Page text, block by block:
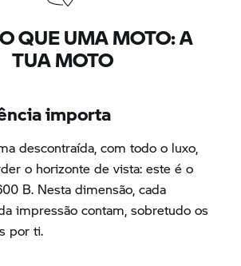
QUE UMA MOTO: A
TUA MOTO
importa
descontraída, com todo o luxo,
o horizonte de vista: este é o
B. Nesta dimensão, cada
impressão contam, sobretudo os
por ti.